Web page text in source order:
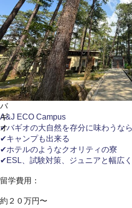
バ
ギ
オ
A&J ECO Campus
✔バギオの大自然を存分に味わうなら
✔キャンプも出来る
✔ホテルのようなクオリティの寮
✔ESL、試験対策、ジュニアと幅広
留学費用：
約２０万円〜